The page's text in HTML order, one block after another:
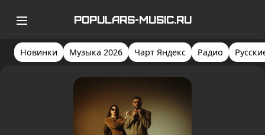
POPULARS-MUSIC.RU
Новинки Музыка 2026 Чарт Яндекс Радио